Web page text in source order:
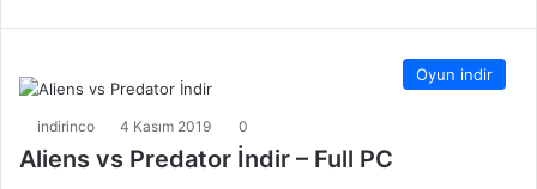
Oyun indir
indirinco 4 Kasım 2019 0
Aliens vs Predator İndir – Full PC